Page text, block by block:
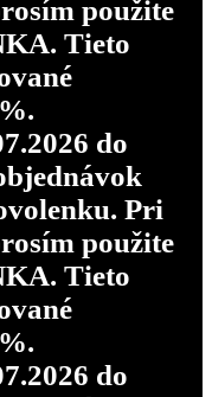
použite
Tieto
do
Pri
použite
Tieto
do